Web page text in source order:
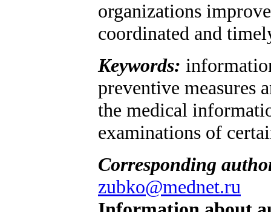
organizations
coordinated and
Keywords:
preventive measures
the medical
examinations of
Corresponding
zubko@mednet.ru